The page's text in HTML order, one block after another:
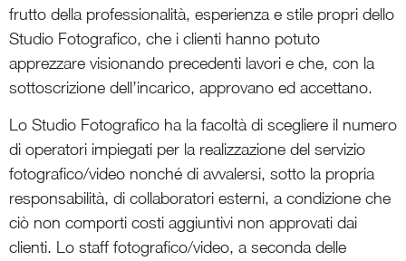
frutto della professionalità, esperienza e stile propri dello
Studio Fotografico, che i clienti hanno potuto
apprezzare visionando precedenti lavori e che, con la
sottoscrizione dell’incarico, approvano ed accettano.
Lo Studio Fotografico ha la facoltà di scegliere il numero
di operatori impiegati per la realizzazione del servizio
fotografico/video nonché di avvalersi, sotto la propria
responsabilità, di collaboratori esterni, a condizione che
ciò non comporti costi aggiuntivi non approvati dai
clienti. Lo staff fotografico/video, a seconda delle